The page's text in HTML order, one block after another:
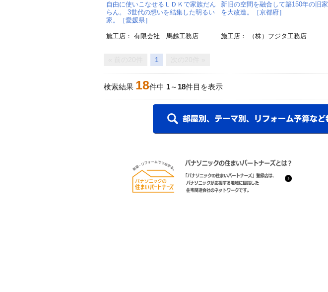
自由に使いこなせるＬＤＫで家族だん
らん。 3世代の想いを結集した明るい
家。［愛媛県］
施工店： 有限会社 馬越工務店
新旧の空間を融合して築150年の旧家
を大改造。［京都府］
施工店： （株）フジタ工務店
1
検索結果 18件中 1～ 18件目を表示